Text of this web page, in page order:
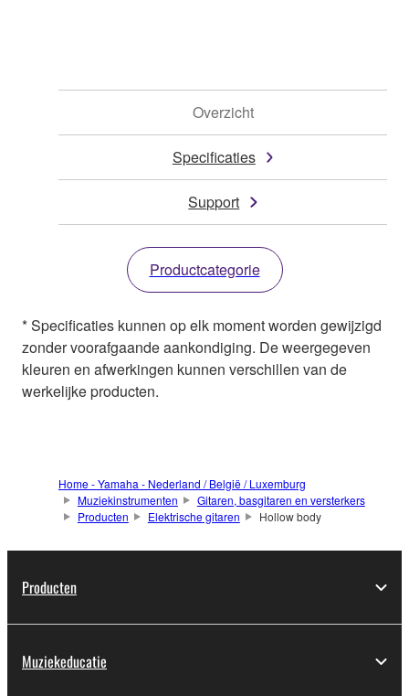
Overzicht
Specificaties
Support
Productcategorie
* Specificaties kunnen op elk moment worden gewijzigd
zonder voorafgaande aankondiging. De weergegeven
kleuren en afwerkingen kunnen verschillen van de
werkelijke producten.
Home - Yamaha - Nederland / België / Luxemburg
Muziekinstrumenten
Gitaren, basgitaren en versterkers
Producten
Elektrische gitaren Hollow body
Producten
Muziekeducatie